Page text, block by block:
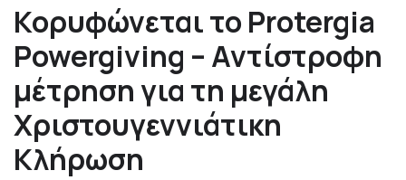
Κορυφώνεται το Protergia
Powergiving – Αντίστροφη
μέτρηση για τη μεγάλη
Χριστουγεννιάτικη
Κλήρωση